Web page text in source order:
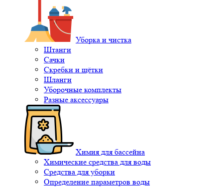
Уборка и чистка
Штанги
Сачки
Скребки и щётки
Шланги
Уборочные комплекты
Разные аксессуары
Химия для бассейна
Химические средства для воды
Средства для уборки
Определение параметров воды